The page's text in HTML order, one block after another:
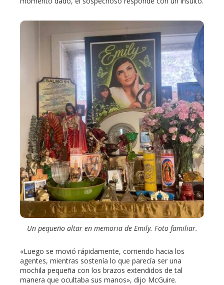
Un pequeño altar en memoria de Emily. Foto familiar.
«Luego se movió rápidamente, corriendo hacia los
agentes, mientras sostenía lo que parecía ser una
mochila pequeña con los brazos extendidos de tal
manera que ocultaba sus manos», dijo McGuire.